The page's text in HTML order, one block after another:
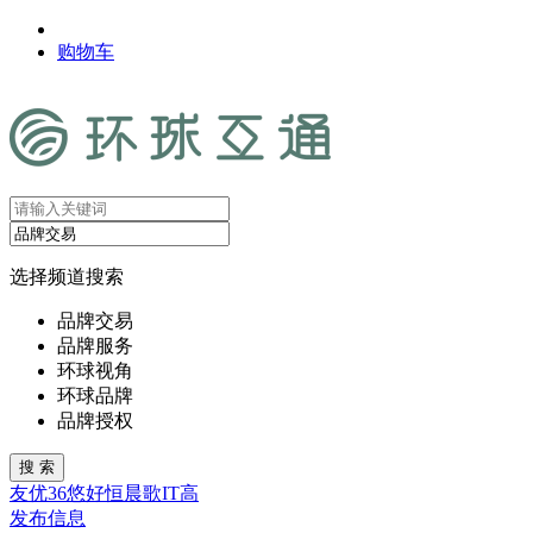
购物车
选择频道搜索
品牌交易
品牌服务
环球视角
环球品牌
品牌授权
友优36悠好恒晨歌IT高
发布信息